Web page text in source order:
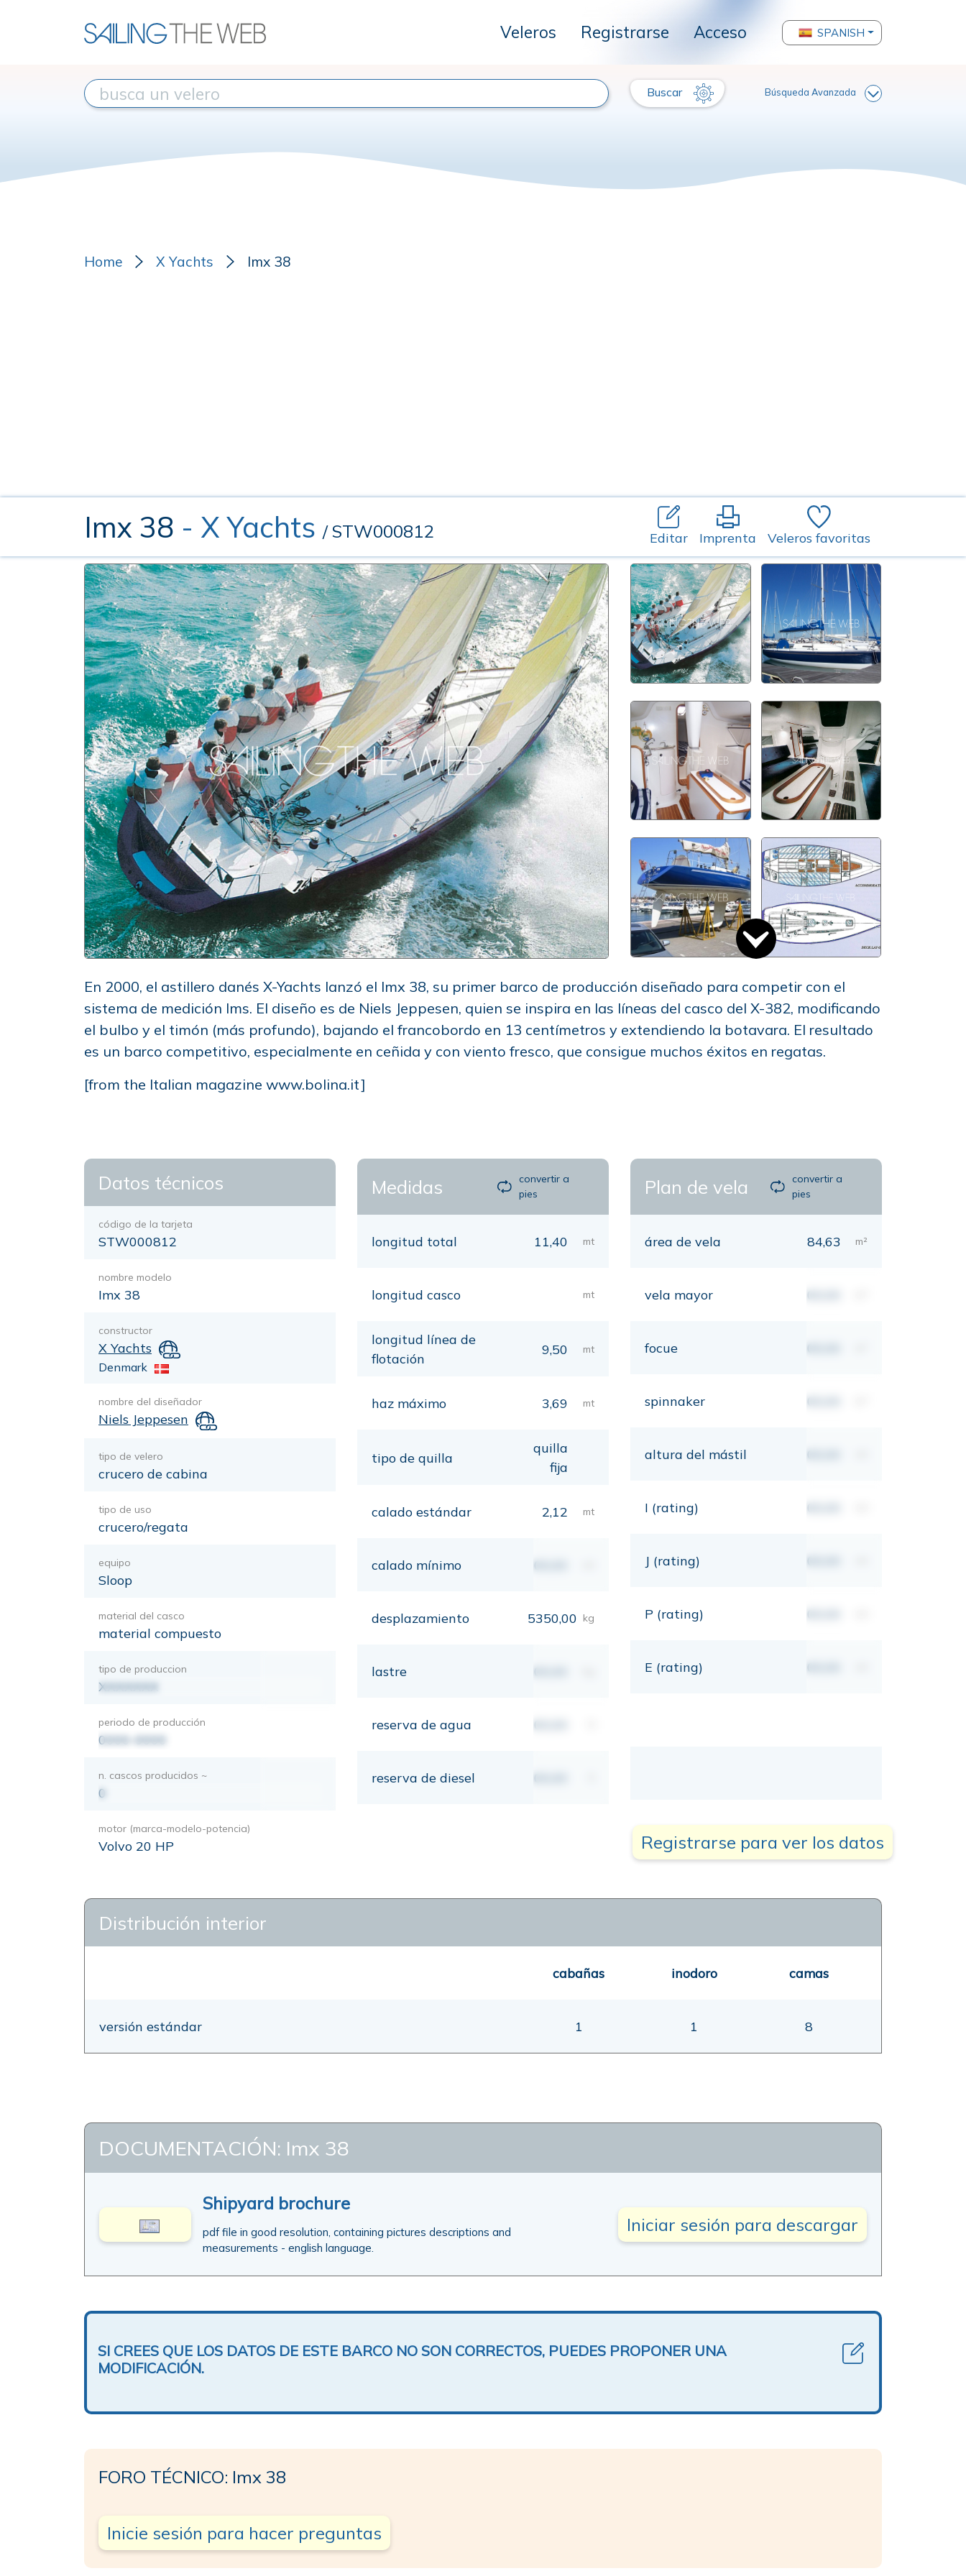
Veleros Registrarse Acceso SPANISH
Buscar Búsqueda Avanzada
Home X Yachts Imx 38
Imx 38 - X Yachts / STW000812 Editar Imprenta Veleros favoritas
En 2000, el astillero danés X-Yachts lanzó el Imx 38, su primer barco de producción diseñado para competir con el
sistema de medición Ims. El diseño es de Niels Jeppesen, quien se inspira en las líneas del casco del X-382, modificando
el bulbo y el timón (más profundo), bajando el francobordo en 13 centímetros y extendiendo la botavara. El resultado
es un barco competitivo, especialmente en ceñida y con viento fresco, que consigue muchos éxitos en regatas.
[from the Italian magazine www.bolina.it]
Datos técnicos
código de la tarjeta
STW000812
nombre modelo
Imx 38
constructor
X Yachts
Denmark
nombre del diseñador
Niels Jeppesen
tipo de velero
crucero de cabina
tipo de uso
crucero/regata
equipo
Sloop
material del casco
material compuesto
tipo de produccion
XXXXXXX
periodo de producción
0000-0000
n. cascos producidos ~
0
motor (marca-modelo-potencia)
Volvo 20 HP
Medidas
convertir a
pies
longitud total 11,40 mt
longitud casco mt
longitud línea de
flotación
9,50 mt
haz máximo 3,69 mt
tipo de quilla
quilla
fija
calado estándar 2,12 mt
calado mínimo 00,00
desplazamiento 5350,00 kg
lastre 00,00
reserva de agua 00,00
reserva de diesel 00,00
Plan de vela
convertir a
pies
área de vela 84,63 m²
vela mayor 00,00
focue 00,00
spinnaker 00,00
altura del mástil 00,00
I (rating) 00,00
J (rating) 00,00
P (rating) 00,00
E (rating) 00,00
Registrarse para ver los datos
Distribución interior
cabañas inodoro camas
versión estándar 1 1 8
DOCUMENTACIÓN: Imx 38
Shipyard brochure
pdf file in good resolution, containing pictures descriptions and
measurements - english language.
Iniciar sesión para descargar
SI CREES QUE LOS DATOS DE ESTE BARCO NO SON CORRECTOS, PUEDES PROPONER UNA
MODIFICACIÓN.
FORO TÉCNICO: Imx 38
Inicie sesión para hacer preguntas